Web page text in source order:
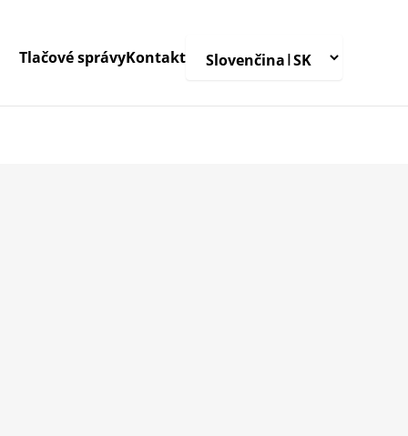
Tlačové správyKontakt